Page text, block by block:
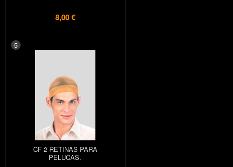
8,00 €
5
CF 2 RETINAS PARA
PELUCAS.